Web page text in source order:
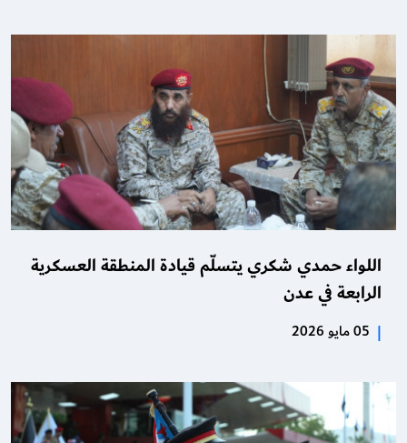
اللواء حمدي شكري يتسلّم قيادة المنطقة العسكرية
الرابعة في عدن
| 05 مايو 2026